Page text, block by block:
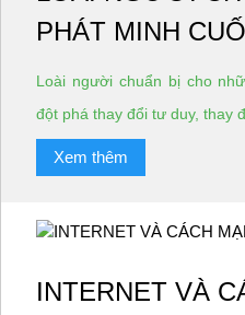
PHÁT MINH
Loài người chuẩn bị cho
đột phá thay đổi tư duy, thay
Xem thêm
INTERNET VÀ